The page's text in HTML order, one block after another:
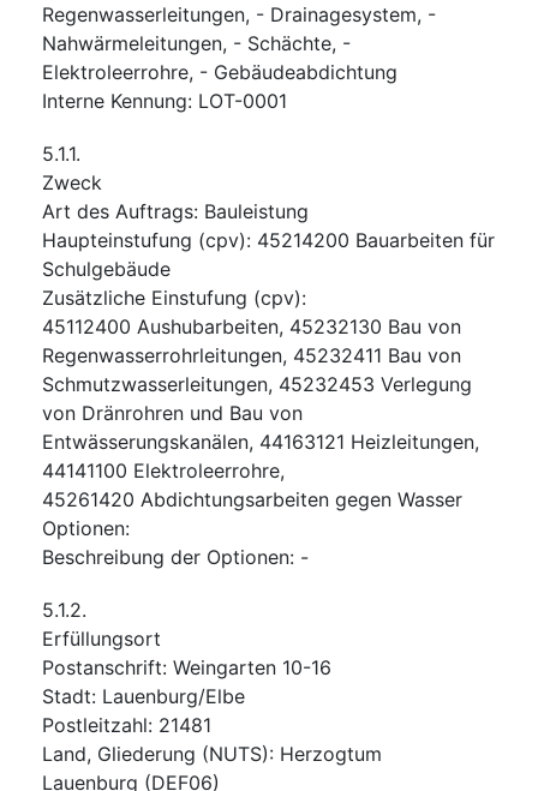
Regenwasserleitungen, - Drainagesystem, -
Nahwärmeleitungen, - Schächte, -
Elektroleerrohre, - Gebäudeabdichtung
Interne Kennung: LOT-0001
5.1.1.
Zweck
Art des Auftrags: Bauleistung
Haupteinstufung (cpv): 45214200 Bauarbeiten für
Schulgebäude
Zusätzliche Einstufung (cpv):
45112400 Aushubarbeiten, 45232130 Bau von
Regenwasserrohrleitungen, 45232411 Bau von
Schmutzwasserleitungen, 45232453 Verlegung
von Dränrohren und Bau von
Entwässerungskanälen, 44163121 Heizleitungen,
44141100 Elektroleerrohre,
45261420 Abdichtungsarbeiten gegen Wasser
Optionen:
Beschreibung der Optionen: -
5.1.2.
Erfüllungsort
Postanschrift: Weingarten 10-16
Stadt: Lauenburg/Elbe
Postleitzahl: 21481
Land, Gliederung (NUTS): Herzogtum
Lauenburg (DEF06)